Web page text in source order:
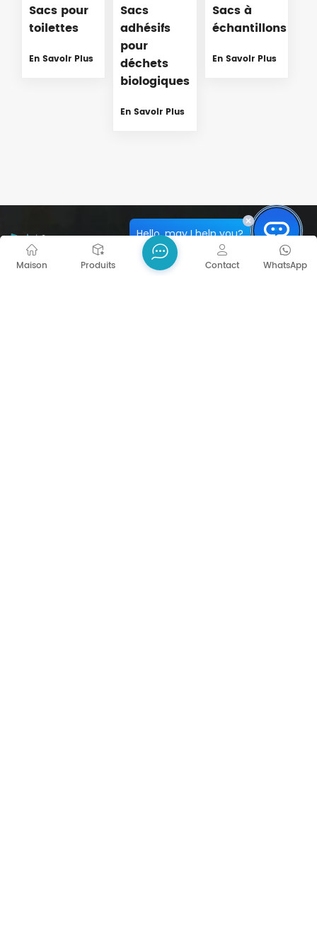
Sacs pour
toilettes
En Savoir Plus
Sacs
adhésifs
pour
déchets
biologiques
En Savoir Plus
Sacs à
échantillons
En Savoir Plus
Maison Produits WhatsApp
Contact
Hello, may I help you?